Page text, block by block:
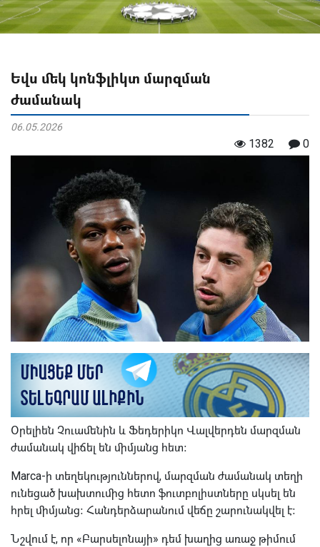
Եվս մեկ կոնֆլիկտ մարզման
ժամանակ
06.05.2026
1382 0
Օրելիեն Չուամենին և Ֆեդերիկո Վալվերդեն մարզման
ժամանակ վիճել են միմյանց հետ։
Marca-ի տեղեկություններով, մարզման ժամանակ տեղի
ունեցած խախտումից հետո ֆուտբոլիստները սկսել են
հրել միմյանց։ Հանդերձարանում վեճը շարունակվել է։
Նշվում է, որ «Բարսելոնայի» դեմ խաղից առաջ թիմում